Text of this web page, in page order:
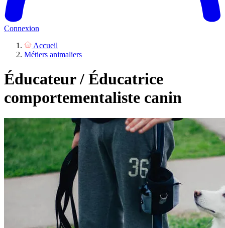
Connexion
Accueil
Métiers animaliers
Éducateur / Éducatrice
comportementaliste canin